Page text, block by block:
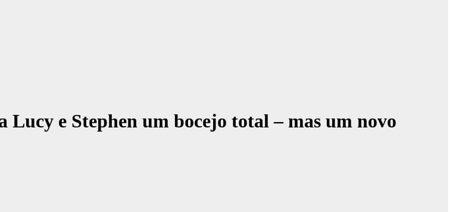
e Stephen um bocejo total – mas um novo